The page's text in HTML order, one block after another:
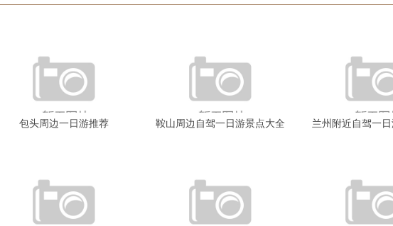
包头周边一日游推荐 鞍山周边自驾一日游景点大全 兰州附近自驾一